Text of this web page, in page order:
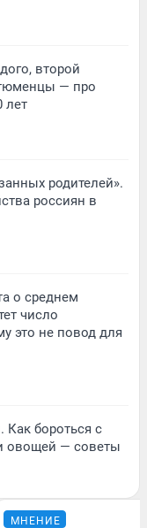
второй
— про
лет
родителей».
россиян в
о среднем
число
это не повод для
бороться с
овощей — советы
МНЕНИЕ